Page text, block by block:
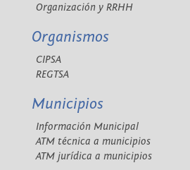
Organización y RRHH
Organismos
CIPSA
REGTSA
Municipios
Información Municipal
ATM técnica a municipios
ATM jurídica a municipios